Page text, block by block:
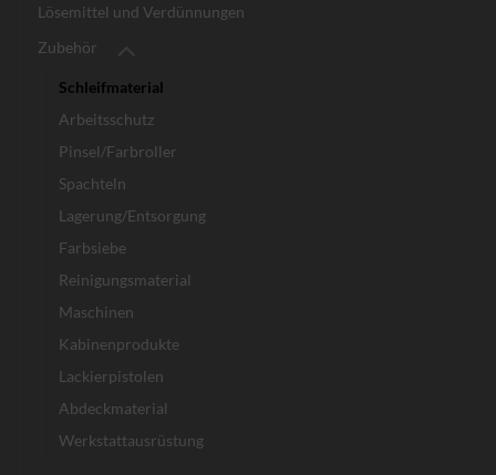
Lösemittel und Verdünnungen
Zubehör
Schleifmaterial
Arbeitsschutz
Pinsel/Farbroller
Spachteln
Lagerung/Entsorgung
Farbsiebe
Reinigungsmaterial
Maschinen
Kabinenprodukte
Lackierpistolen
Abdeckmaterial
Werkstattausrüstung